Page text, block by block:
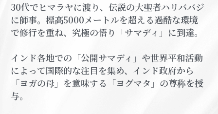
30代でヒマラヤに渡り、伝説の大聖者ハリババジ
に師事。標高5000メートルを超える過酷な環境
で修行を重ね、究極の悟り「サマディ」に到達。
インド各地での「公開サマディ」や世界平和活動
によって国際的な注目を集め、インド政府から
「ヨガの母」を意味する「ヨグマタ」の尊称を授
与。